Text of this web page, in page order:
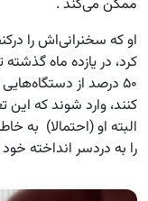
ممکن می‌کند .
او که سخنرانی‌اش را
کرد، در یازده ماه
۵۰ درصد از
البته او (احتمالا) به
را به دردسر انداخته